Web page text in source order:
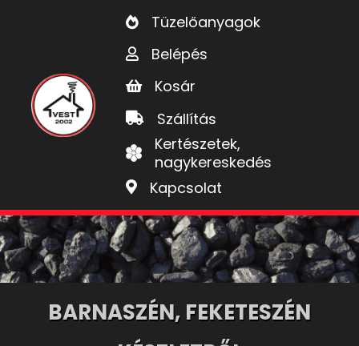
Tüzelőanyagok
Belépés
Kosár
Szállítás
Kertészetek,
nagykereskedés
Kapcsolat
BARNASZÉN, FEKETESZÉN